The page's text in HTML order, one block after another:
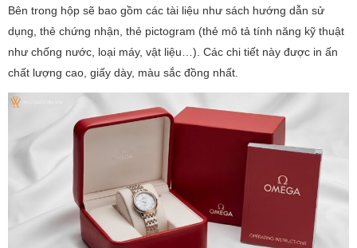
Bên trong hộp sẽ bao gồm các tài liệu như sách hướng dẫn sử
dụng, thẻ chứng nhận, thẻ pictogram (thẻ mô tả tính năng kỹ thuật
như chống nước, loại máy, vật liệu…). Các chi tiết này được in ấn
chất lượng cao, giấy dày, màu sắc đồng nhất.